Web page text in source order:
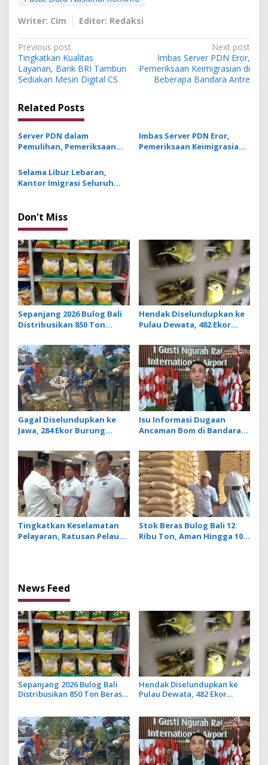
Writer: Cim
Editor: Redaksi
P
o
s
t
n
a
v
i
g
t
i
o
n
Previous post
Tingkatkan Kualitas
Layanan, Bank BRI Tambun
Sediakan Mesin Digital CS
Next post
Imbas Server PDN Eror,
Pemeriksaan Keimigrasian di
Beberapa Bandara Antre
Related Posts
Server PDN dalam
Pemulihan, Pemeriksaan
InJourney Airport
Dilakukan Manual
Imbas Server PDN Eror,
Pemeriksaan Keimigrasian
Selama Libur Lebaran,
Kantor Imigrasi Seluruh
Don't Miss
Sepanjang 2026 Bulog Bali
Distribusikan 850 Ton
Ritel Moderen
Hendak Diselundupkan ke
Pulau Dewata, 482 Ekor
Diamankan Karantina Bali
Gagal Diselundupkan ke
Jawa, 284 Ekor Burung
Dilepasliarkan Cegah
Ancaman Penyakit
Isu Informasi Dugaan
Ancaman Bom di Bandara
Benar, Operasional
Penerbangan Lancar
Tingkatkan Keselamatan
Pelayaran, Ratusan Pelaut
Stok Beras Bulog Bali 12
Ribu Ton, Aman Hingga 10
News Feed
Sepanjang 2026 Bulog Bali
Distribusikan 850 Ton Beras
Hendak Diselundupkan ke
Pulau Dewata, 482 Ekor